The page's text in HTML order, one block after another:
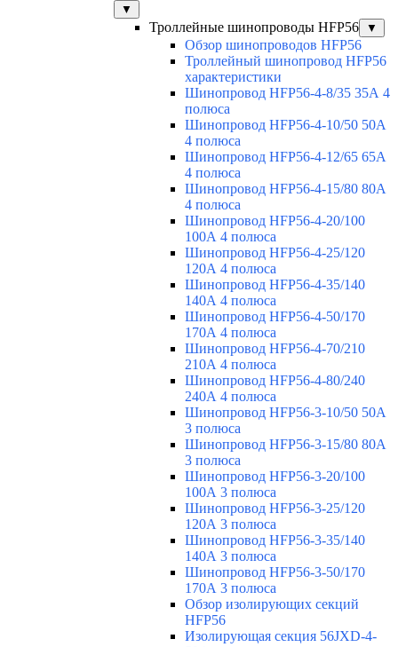
▼
Троллейные шинопроводы HFP56 ▼
Обзор шинопроводов HFP56
Троллейный шинопровод HFP56
характеристики
Шинопровод HFP56-4-8/35 35А 4
полюса
Шинопровод HFP56-4-10/50 50А
4 полюса
Шинопровод HFP56-4-12/65 65А
4 полюса
Шинопровод HFP56-4-15/80 80А
4 полюса
Шинопровод HFP56-4-20/100
100А 4 полюса
Шинопровод HFP56-4-25/120
120А 4 полюса
Шинопровод HFP56-4-35/140
140А 4 полюса
Шинопровод HFP56-4-50/170
170А 4 полюса
Шинопровод HFP56-4-70/210
210А 4 полюса
Шинопровод HFP56-4-80/240
240А 4 полюса
Шинопровод HFP56-3-10/50 50А
3 полюса
Шинопровод HFP56-3-15/80 80А
3 полюса
Шинопровод HFP56-3-20/100
100А 3 полюса
Шинопровод HFP56-3-25/120
120А 3 полюса
Шинопровод HFP56-3-35/140
140А 3 полюса
Шинопровод HFP56-3-50/170
170А 3 полюса
Обзор изолирующих секций
HFP56
Изолирующая секция 56JXD-4-